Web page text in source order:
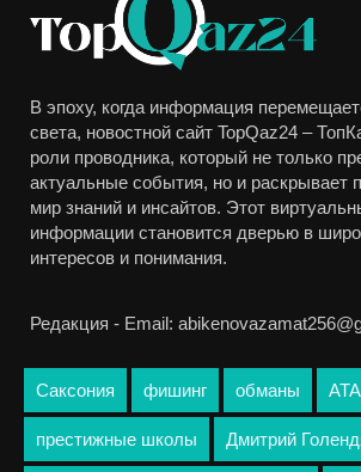
В эпоху, когда информация
света, новостной сайт TopQaz24 –
роли проводника, который не только
актуальные события, но и раскрывает
мир знаний и инсайтов. Этот
информации становится дверью в
интересов и понимания.
Редакция - Email:
Саксония фишинг обманы
престижные школы Дмитрий